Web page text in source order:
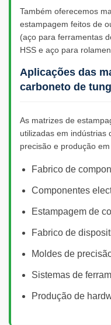
Também oferecemos
estampagem feitos de
(aço para ferramentas
HSS e aço para
Aplicações das
carboneto de
As matrizes de
utilizadas em indústrias
precisão e produção
Fabrico de
Componentes
Estampagem de
Fabrico de
Moldes de
Sistemas de
Produção de